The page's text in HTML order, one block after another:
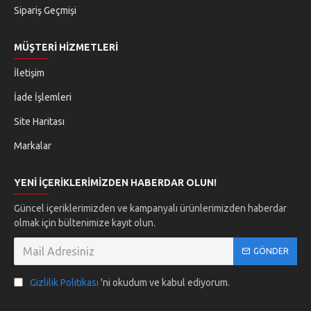
SUNROOF BAŞLATMA
Sipariş Geçmişi
MÜŞTERI HIZMETLERI
İletişim
İade İşlemleri
Site Haritası
Markalar
YENI İÇERIKLERIMIZDEN HABERDAR OLUN!
Güncel içeriklerimizden ve kampanyalı ürünlerimizden haberdar
olmak için bültenimize kayıt olun.
GÖNDER
Gizlilik Politikası 'ni okudum ve kabul ediyorum.